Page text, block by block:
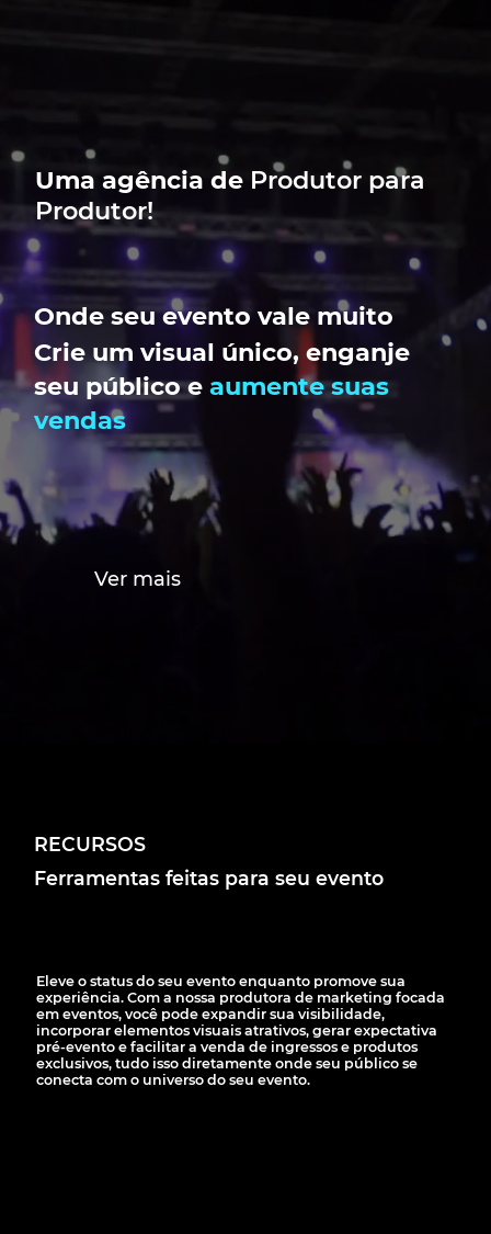
Ver mais
Uma agência de Produtor para
Produtor!
Onde seu evento vale muito
Crie um visual único, enganje
seu público e aumente suas
vendas
RECURSOS
Ferramentas feitas para seu evento
Eleve o status do seu evento enquanto promove sua
experiência. Com a nossa produtora de marketing focada
em eventos, você pode expandir sua visibilidade,
incorporar elementos visuais atrativos, gerar expectativa
pré-evento e facilitar a venda de ingressos e produtos
exclusivos, tudo isso diretamente onde seu público se
conecta com o universo do seu evento.